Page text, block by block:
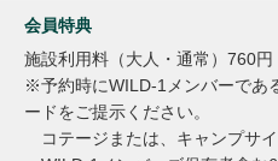
会員特典
施設利用料（大人・通常）760
※予約時にWILD-1メンバーであ
ードをご提示ください。
コテージまたは、キャンプサイ